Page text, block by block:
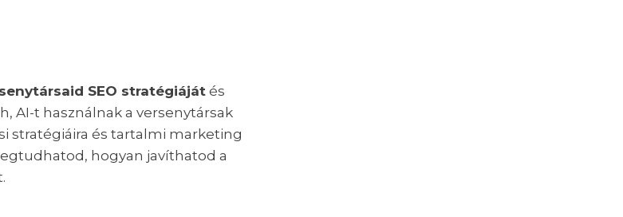
SEO stratégiáját és
AI-t használnak a versenytársak
stratégiáira és tartalmi marketing
hogyan javíthatod a